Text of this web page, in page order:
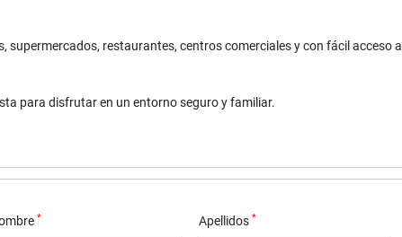
supermercados, restaurantes, centros comerciales y con fácil acceso a
para disfrutar en un entorno seguro y familiar.
* Apellidos *